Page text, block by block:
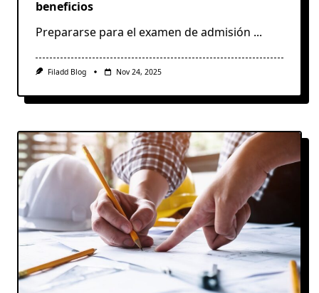
beneficios
Prepararse para el examen de admisión ...
Filadd Blog Nov 24, 2025